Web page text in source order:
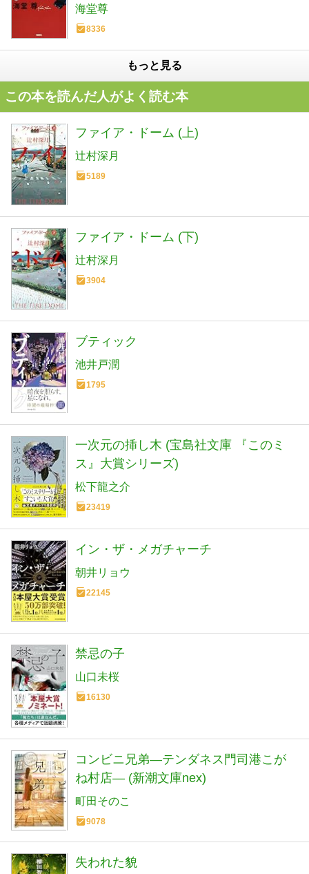
海堂尊
8336
もっと見る
この本を読んだ人がよく読む本
ファイア・ドーム (上)
辻村深月
5189
ファイア・ドーム (下)
辻村深月
3904
ブティック
池井戸潤
1795
一次元の挿し木 (宝島社文庫 『このミ
ス』大賞シリーズ)
松下龍之介
23419
イン・ザ・メガチャーチ
朝井リョウ
22145
禁忌の子
山口未桜
16130
コンビニ兄弟―テンダネス門司港こが
ね村店― (新潮文庫nex)
町田そのこ
9078
失われた貌